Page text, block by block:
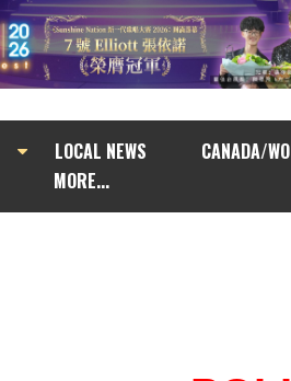
LOCAL NEWS
CANADA/
MORE...